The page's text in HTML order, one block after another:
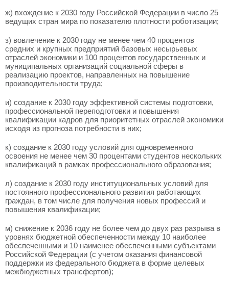
ж) вхождение к 2030 году Российской Федерации в число 25
ведущих стран мира по показателю плотности роботизации;
з) вовлечение к 2030 году не менее чем 40 процентов
средних и крупных предприятий базовых несырьевых
отраслей экономики и 100 процентов государственных и
муниципальных организаций социальной сферы в
реализацию проектов, направленных на повышение
производительности труда;
и) создание к 2030 году эффективной системы подготовки,
профессиональной переподготовки и повышения
квалификации кадров для приоритетных отраслей экономики
исходя из прогноза потребности в них;
к) создание к 2030 году условий для одновременного
освоения не менее чем 30 процентами студентов нескольких
квалификаций в рамках профессионального образования;
л) создание к 2030 году институциональных условий для
постоянного профессионального развития работающих
граждан, в том числе для получения новых профессий и
повышения квалификации;
м) снижение к 2036 году не более чем до двух раз разрыва в
уровнях бюджетной обеспеченности между 10 наиболее
обеспеченными и 10 наименее обеспеченными субъектами
Российской Федерации (с учетом оказания финансовой
поддержки из федерального бюджета в форме целевых
межбюджетных трансфертов);